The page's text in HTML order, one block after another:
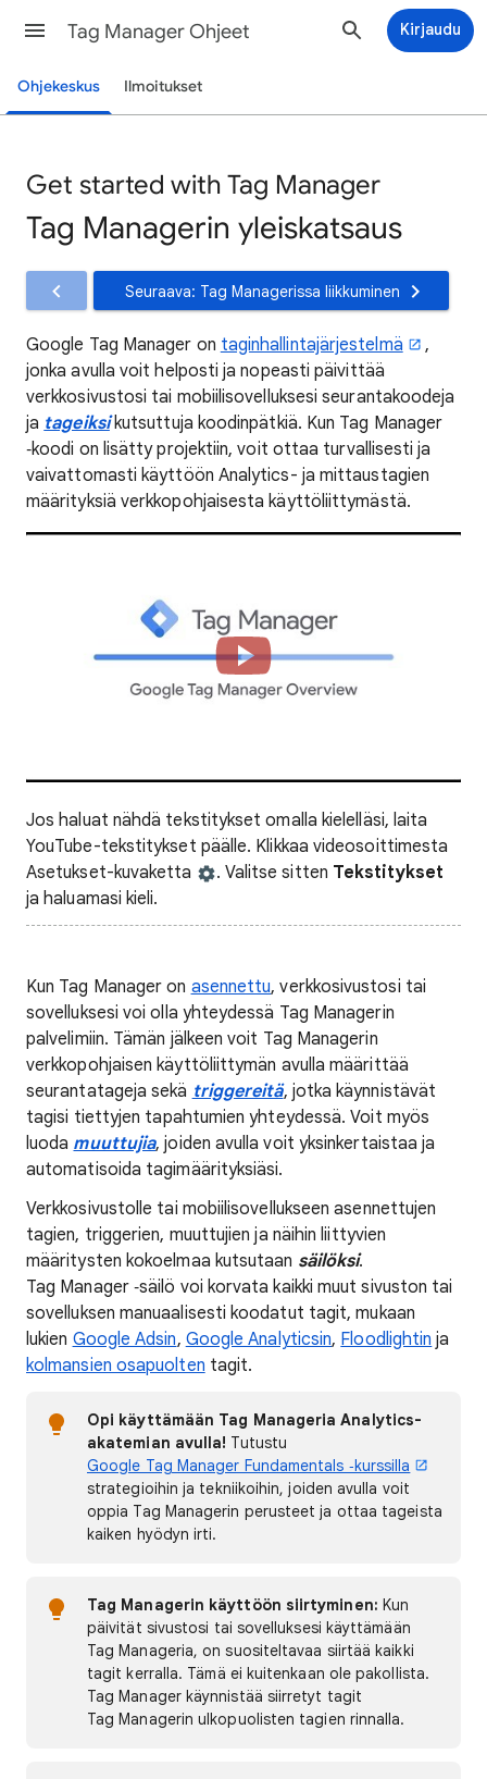
Tag Manager Ohjeet Kirjaudu
Ohjekeskus Ilmoitukset
Get started with Tag Manager
Tag Managerin yleiskatsaus
Seuraava: Tag Managerissa liikkuminen
Google Tag Manager on taginhallintajärjestelmä
,
jonka avulla voit helposti ja nopeasti päivittää
verkkosivustosi tai mobiilisovelluksesi seurantakoodeja
ja tageiksikutsuttuja koodinpätkiä. Kun Tag Manager
‑koodi on lisätty projektiin, voit ottaa turvallisesti ja
vaivattomasti käyttöön Analytics- ja mittaustagien
määrityksiä verkkopohjaisesta käyttöliittymästä.
Jos haluat nähdä tekstitykset omalla kielelläsi, laita
YouTube-tekstitykset päälle. Klikkaa videosoittimesta
Asetukset-kuvaketta
. Valitse sitten Tekstitykset
ja haluamasi kieli.
Kun Tag Manager on asennettu, verkkosivustosi tai
sovelluksesi voi olla yhteydessä Tag Managerin
palvelimiin. Tämän jälkeen voit Tag Managerin
verkkopohjaisen käyttöliittymän avulla määrittää
seurantatageja sekä triggereitä, jotka käynnistävät
tagisi tiettyjen tapahtumien yhteydessä. Voit myös
luoda muuttujia, joiden avulla voit yksinkertaistaa ja
automatisoida tagimäärityksiäsi.
Verkkosivustolle tai mobiilisovellukseen asennettujen
tagien, triggerien, muuttujien ja näihin liittyvien
määritysten kokoelmaa kutsutaan säilöksi.
Tag Manager ‑säilö voi korvata kaikki muut sivuston tai
sovelluksen manuaalisesti koodatut tagit, mukaan
lukien Google Adsin, Google Analyticsin, Floodlightin ja
kolmansien osapuolten tagit.
Opi käyttämään Tag Manageria Analytics-
akatemian avulla! Tutustu
Google Tag Manager Fundamentals ‑kurssilla
strategioihin ja tekniikoihin, joiden avulla voit
oppia Tag Managerin perusteet ja ottaa tageista
kaiken hyödyn irti.
Tag Managerin käyttöön siirtyminen: Kun
päivität sivustosi tai sovelluksesi käyttämään
Tag Manageria, on suositeltavaa siirtää kaikki
tagit kerralla. Tämä ei kuitenkaan ole pakollista.
Tag Manager käynnistää siirretyt tagit
Tag Managerin ulkopuolisten tagien rinnalla.